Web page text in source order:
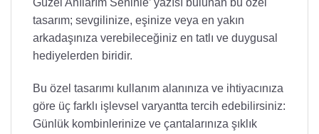
Güzel Anılarım Seninle’ yazısı bulunan bu özel
tasarım; sevgilinize, eşinize veya en yakın
arkadaşınıza verebileceğiniz en tatlı ve duygusal
hediyelerden biridir.
Bu özel tasarımı kullanım alanınıza ve ihtiyacınıza
göre üç farklı işlevsel varyantta tercih edebilirsiniz:
Günlük kombinlerinize ve çantalarınıza şıklık